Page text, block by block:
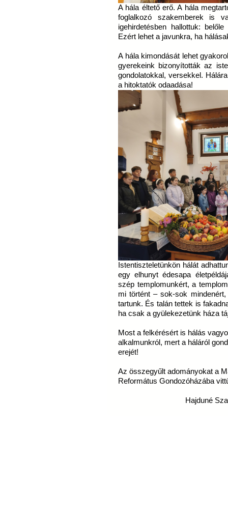
A hála éltető erő. A hála
foglalkozó szakemberek is
igehirdetésben hallottuk:
Ezért lehet a javunkra, ha
A hála kimondását lehet
gyerekeink bizonyították az
gondolatokkal, versekkel.
a hitoktatók odaadása!
Istentiszteletünkön hálát
egy elhunyt édesapa
szép templomunkért, a
mi történt – sok-sok
tartunk. És talán tettek is
ha csak a gyülekezetünk háza
Most a felkérésért is hálás
alkalmunkról, mert a háláról
erejét!
Az összegyűlt adományokat a
Református Gondozóházába
Hajduné